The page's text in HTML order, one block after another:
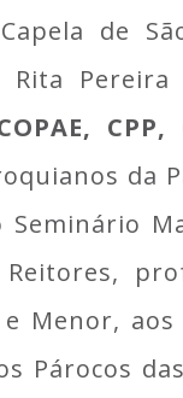
de
Rita
CPP,
da
Seminário
Menor,
Párocos